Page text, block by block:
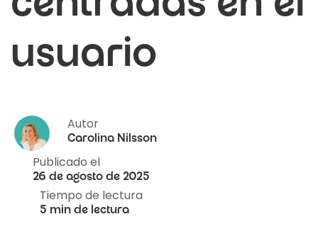
usuario
Autor
Carolina Nilsson
Publicado el
26 de agosto de 2025
Tiempo de lectura
5 min de lectura